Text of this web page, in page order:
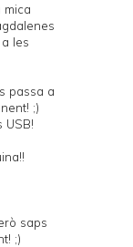
mica
les
passa a
;)
USB!
saps
;)